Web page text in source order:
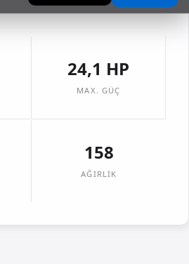
24,1 HP
MAX. GÜÇ
158
AĞIRLIK